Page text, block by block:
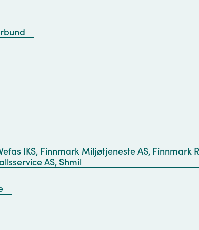
IKS, Finnmark Miljøtjeneste AS, Finnmark
AS, Shmil